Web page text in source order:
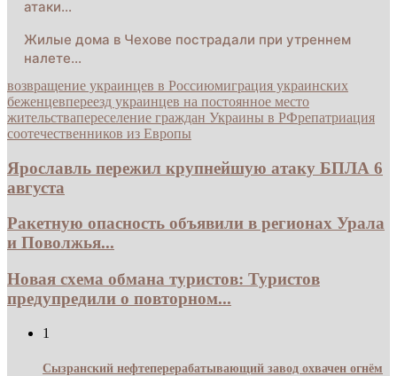
атаки…
Жилые дома в Чехове пострадали при утреннем
налете…
возвращение украинцев в Россиюмиграция украинских
беженцевпереезд украинцев на постоянное место
жительствапереселение граждан Украины в РФрепатриация
соотечественников из Европы
Ярославль пережил крупнейшую атаку БПЛА 6
августа
Ракетную опасность объявили в регионах Урала
и Поволжья...
Новая схема обмана туристов: Туристов
предупредили о повторном...
1
Сызранский нефтеперерабатывающий завод охвачен огнём